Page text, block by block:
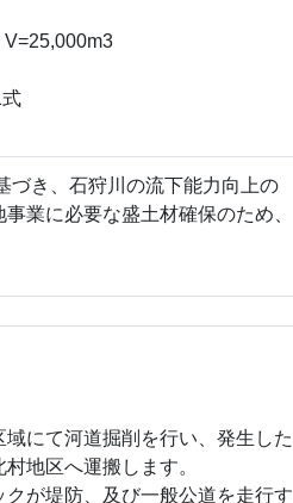
づき、石狩川の流下能力向上の
業に必要な盛土材確保のため、
にて河道掘削を行い、発生した
地区へ運搬します。
が堤防、及び一般公道を走行す